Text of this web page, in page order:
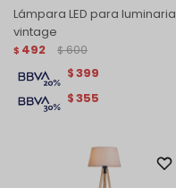
Lámpara LED para luminaria
vintage
$ 492 $ 600
$355
$399